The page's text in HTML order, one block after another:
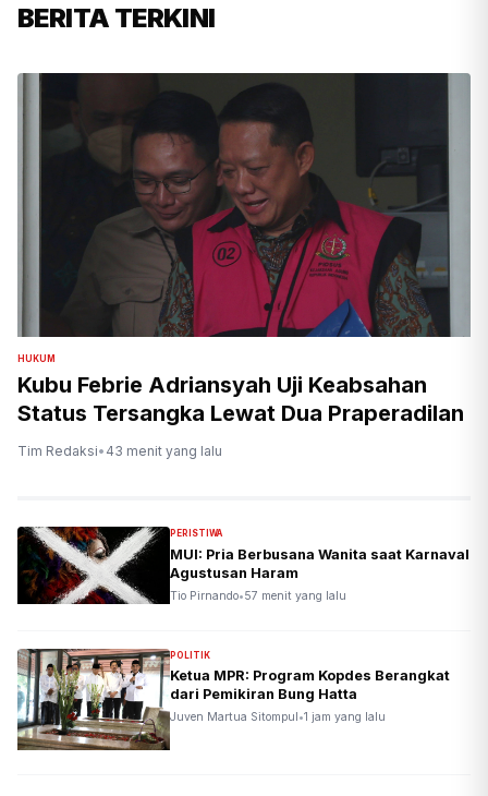
BERITA TERKINI
HUKUM
Kubu Febrie Adriansyah Uji Keabsahan
Status Tersangka Lewat Dua Praperadilan
Tim Redaksi• 43 menit yang lalu
PERISTIWA
MUI: Pria Berbusana Wanita saat Karnaval
Agustusan Haram
Tio Pirnando•57 menit yang lalu
POLITIK
Ketua MPR: Program Kopdes Berangkat
dari Pemikiran Bung Hatta
Juven Martua Sitompul •1 jam yang lalu